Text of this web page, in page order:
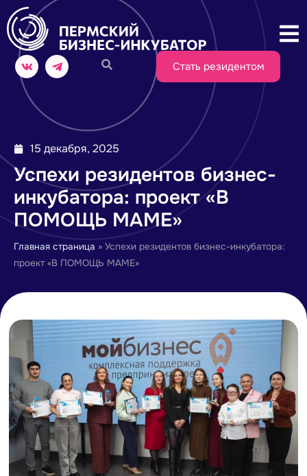
Стать резидентом
15 декабря, 2025
Успехи резидентов бизнес-
инкубатора: проект «В
ПОМОЩЬ МАМЕ»
Главная страница » Успехи резидентов бизнес-инкубатора:
проект «В ПОМОЩЬ МАМЕ»